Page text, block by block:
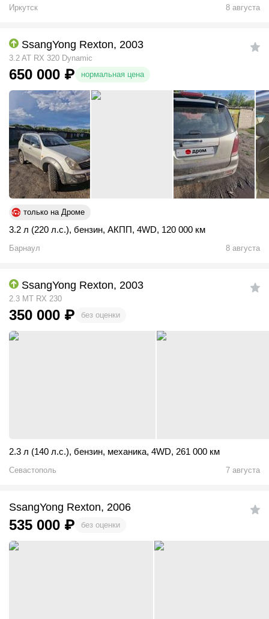
Иркутск 8 августа
SsangYong Rexton, 2003
3.2 AT RX 320 Dynamic
650 000 ₽ нормальная цена
только на Дроме
3.2 л (220 л.с.), бензин, АКПП, 4WD, 120 000 км
Барнаул 8 августа
SsangYong Rexton, 2003
2.3 MT RX 230
350 000 ₽ без оценки
2.3 л (140 л.с.), бензин, механика, 4WD, 261 000 км
Севастополь 7 августа
SsangYong Rexton, 2006
535 000 ₽ без оценки